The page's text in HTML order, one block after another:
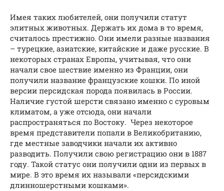
Имея таких любителей, они получили статут
элитных животных. Держать их дома в то время,
считалось престижно. Они имели разные названия
– турецкие, азиатские, китайские и даже русские. В
некоторых странах Европы, учитывая, что они
начали свое шествие именно из Франции, они
получили название французские кошки. По иной
версии персидская порода появилась в России.
Наличие густой шерсти связано именно с суровым
климатом, а уже отсюда, они начали
распространяться по Востоку. Через некоторое
время представители попали в Великобританию,
где местные заводчики начали их активно
разводить. Получили свою регистрацию они в 1887
году. Такой статус они получили одни из первых в
мире. В это время их называли «персидскими
длинношерстными кошками».